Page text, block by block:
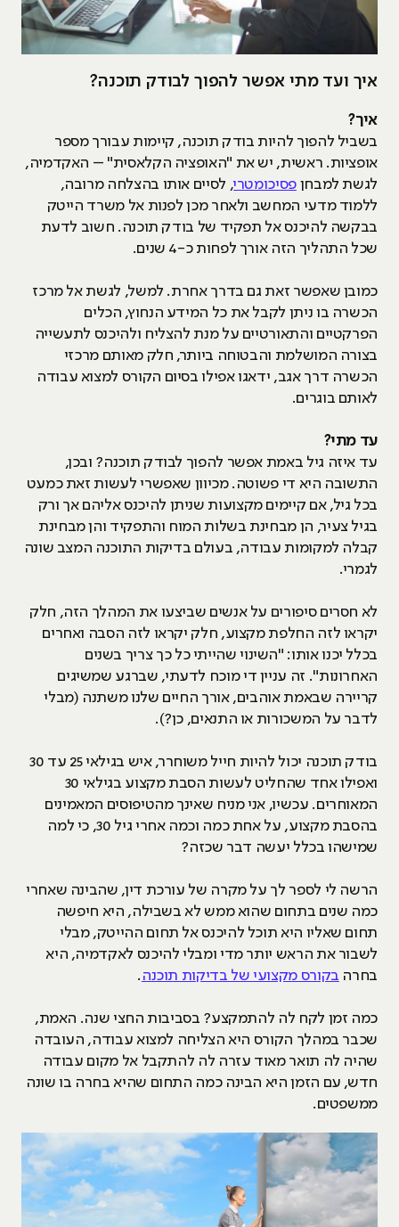
איך ועד מתי אפשר להפוך לבודק תוכנה?
איך?
בשביל להפוך להיות בודק תוכנה, קיימות עבורך מספר
אופציות. ראשית, יש את "האופציה הקלאסית" – האקדמיה,
לגשת למבחןפסיכומטרי, לסיים אותו בהצלחה מרובה,
ללמוד מדעי המחשב ולאחר מכן לפנות אל משרד הייטק
בבקשה להיכנס אל תפקיד של בודק תוכנה. חשוב לדעת
שכל התהליך הזה אורך לפחות כ-4 שנים.
כמובן שאפשר זאת גם בדרך אחרת. למשל, לגשת אל מרכז
הכשרה בו ניתן לקבל את כל המידע הנחוץ, הכלים
הפרקטיים והתאורטיים על מנת להצליח ולהיכנס לתעשייה
בצורה המושלמת והבטוחה ביותר, חלק מאותם מרכזי
הכשרה דרך אגב, ידאגו אפילו בסיום הקורס למצוא עבודה
לאותם בוגרים.
עד מתי?
עד איזה גיל באמת אפשר להפוך לבודק תוכנה? ובכן,
התשובה היא די פשוטה. מכיוון שאפשרי לעשות זאת כמעט
בכל גיל, אם קיימים מקצועות שניתן להיכנס אליהם אך ורק
בגיל צעיר, הן מבחינת בשלות המוח והתפקיד והן מבחינת
קבלה למקומות עבודה, בעולם בדיקות התוכנה המצב שונה
לגמרי.
לא חסרים סיפורים על אנשים שביצעו את המהלך הזה, חלק
יקראו לזה החלפת מקצוע, חלק יקראו לזה הסבה ואחרים
בכלל יכנו אותו: "השינוי שהייתי כל כך צריך בשנים
האחרונות". זה עניין די מוכח לדעתי, שברגע שמשיגים
קריירה שבאמת אוהבים, אורך החיים שלנו משתנה (מבלי
לדבר על המשכורות או התנאים, כן?).
בודק תוכנה יכול להיות חייל משוחרר, איש בגילאי 25 עד 30
ואפילו אחד שהחליט לעשות הסבת מקצוע בגילאי 30
המאוחרים. עכשיו, אני מניח שאינך מהטיפוסים המאמינים
בהסבת מקצוע, על אחת כמה וכמה אחרי גיל 30, כי למה
שמישהו בכלל יעשה דבר שכזה?
הרשה לי לספר לך על מקרה של עורכת דין, שהבינה שאחרי
כמה שנים בתחום שהוא ממש לא בשבילה, היא חיפשה
תחום שאליו היא תוכל להיכנס אל תחום ההייטק, מבלי
לשבור את הראש יותר מדי ומבלי להיכנס לאקדמיה, היא
בחרה בקורס מקצועי של בדיקות תוכנה .
כמה זמן לקח לה להתמקצע? בסביבות החצי שנה. האמת,
שכבר במהלך הקורס היא הצליחה למצוא עבודה, העובדה
שהיה לה תואר מאוד עזרה לה להתקבל אל מקום עבודה
חדש, עם הזמן היא הבינה כמה התחום שהיא בחרה בו שונה
ממשפטים.